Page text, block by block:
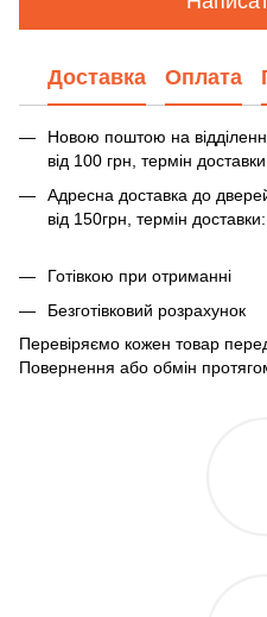
Доставка Оплата
Новою поштою на
від 100 грн, термін
Адресна доставка до
від 150грн, термін
Готівкою при отриманні
Безготівковий розрахунок
Перевіряємо кожен товар
Повернення або обмін